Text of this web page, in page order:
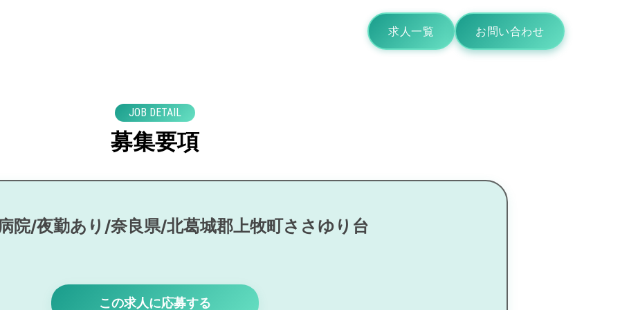
求人一覧 お問い合わせ
JOB DETAIL
募集要項
院/夜勤あり/奈良県/北葛城郡上牧町ささゆり台
この求人に応募する